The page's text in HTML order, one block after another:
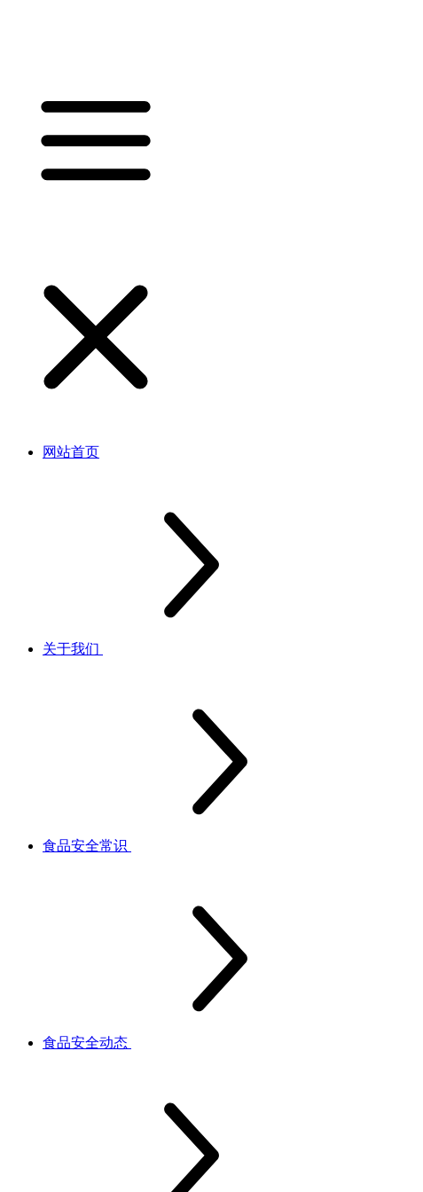
网站首页
关于我们
食品安全常识
食品安全动态